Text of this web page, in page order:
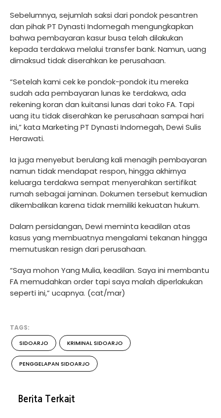
Sebelumnya, sejumlah saksi dari pondok pesantren
dan pihak PT Dynasti Indomegah mengungkapkan
bahwa pembayaran kasur busa telah dilakukan
kepada terdakwa melalui transfer bank. Namun, uang
dimaksud tidak diserahkan ke perusahaan.
“Setelah kami cek ke pondok-pondok itu mereka
sudah ada pembayaran lunas ke terdakwa, ada
rekening koran dan kuitansi lunas dari toko FA. Tapi
uang itu tidak diserahkan ke perusahaan sampai hari
ini,” kata Marketing PT Dynasti Indomegah, Dewi Sulis
Herawati.
Ia juga menyebut berulang kali menagih pembayaran
namun tidak mendapat respon, hingga akhirnya
keluarga terdakwa sempat menyerahkan sertifikat
rumah sebagai jaminan. Dokumen tersebut kemudian
dikembalikan karena tidak memiliki kekuatan hukum.
Dalam persidangan, Dewi meminta keadilan atas
kasus yang membuatnya mengalami tekanan hingga
memutuskan resign dari perusahaan.
“Saya mohon Yang Mulia, keadilan. Saya ini membantu
FA memudahkan order tapi saya malah diperlakukan
seperti ini,” ucapnya. (cat/mar)
TAGS:
SIDOARJO KRIMINAL SIDOARJO
PENGGELAPAN SIDOARJO
Berita Terkait